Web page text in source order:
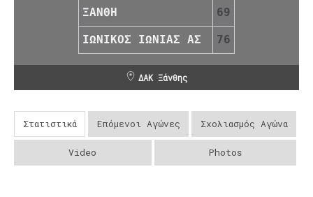
ΞΑΝΘΗ 69
ΙΩΝΙΚΟΣ ΙΩΝΙΑΣ ΑΣ 76
ΔΑΚ Ξάνθης
Στατιστικά Επόμενοι Αγώνες Σχολιασμός Αγώνα
Video Photos